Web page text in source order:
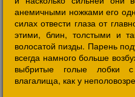
анемичными ножками его
силах отвести глаза от
этими, блин, толстыми и
волосатой пизды. Парень
всегда намного больше
выбритые голые лобки с
влагалища, как у